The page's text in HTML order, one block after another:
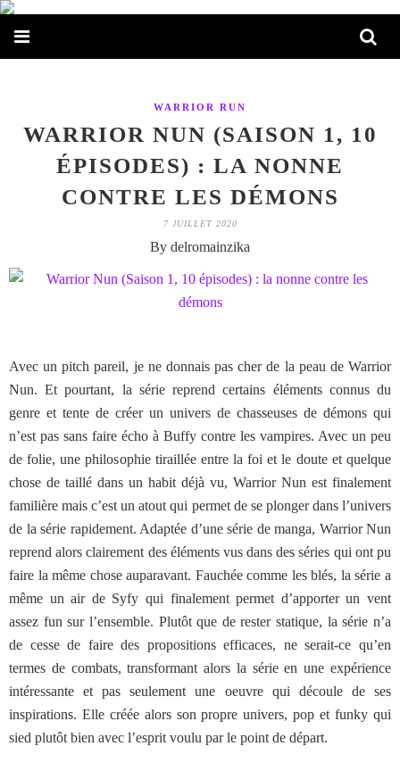
WARRIOR RUN
WARRIOR NUN (SAISON 1, 10
ÉPISODES) : LA NONNE
CONTRE LES DÉMONS
7 JUILLET 2020
By delromainzika
Avec un pitch pareil, je ne donnais pas cher de la peau de Warrior
Nun. Et pourtant, la série reprend certains éléments connus du
genre et tente de créer un univers de chasseuses de démons qui
n’est pas sans faire écho à Buffy contre les vampires. Avec un peu
de folie, une philosophie tiraillée entre la foi et le doute et quelque
chose de taillé dans un habit déjà vu, Warrior Nun est finalement
familière mais c’est un atout qui permet de se plonger dans l’univers
de la série rapidement. Adaptée d’une série de manga, Warrior Nun
reprend alors clairement des éléments vus dans des séries qui ont pu
faire la même chose auparavant. Fauchée comme les blés, la série a
même un air de Syfy qui finalement permet d’apporter un vent
assez fun sur l’ensemble. Plutôt que de rester statique, la série n’a
de cesse de faire des propositions efficaces, ne serait-ce qu’en
termes de combats, transformant alors la série en une expérience
intéressante et pas seulement une oeuvre qui découle de ses
inspirations. Elle créée alors son propre univers, pop et funky qui
sied plutôt bien avec l’esprit voulu par le point de départ.